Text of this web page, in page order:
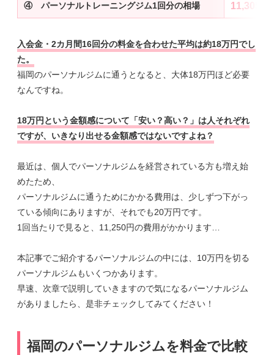
④ パーソナルトレーニングジム1回分の相場 11,305円
入会金・2カ月間16回分の料金を合わせた平均は約18万円でし
た。
福岡のパーソナルジムに通うとなると、大体18万円ほど必要
なんですね。
18万円という金額感について「安い？高い？」は人それぞれ
ですが、いきなり出せる金額感ではないですよね？
最近は、個人でパーソナルジムを経営されている方も増え始
めたため、
パーソナルジムに通うためにかかる費用は、少しずつ下がっ
ている傾向にありますが、それでも20万円です。
1回当たりで見ると、11,250円の費用がかかります…
本記事でご紹介するパーソナルジムの中には、10万円を切る
パーソナルジムもいくつかあります。
早速、次章で説明していきますので気になるパーソナルジム
がありましたら、是非チェックしてみてください！
福岡のパーソナルジムを料金で比較